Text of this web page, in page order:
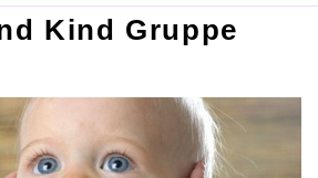
Kind Gruppe